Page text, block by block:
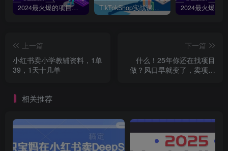
2024最火爆的项目短剧推广实操课，一条视频变现5万+【附软件工具】 TikTokShop实战课程，手把手教你低成本启动，东南亚无货源玩法全解析
上一篇
小红书卖小学教辅资料，1单
39，1天十几单
下一篇
什么！25年你还在找项目
做？风口早就变了，卖项目
相关推荐